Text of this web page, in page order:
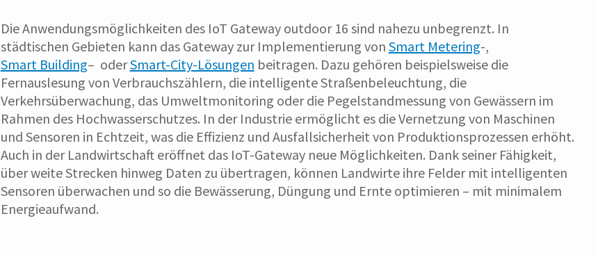
Die Anwendungsmöglichkeiten des IoT Gateway outdoor 16 sind nahezu unbegrenzt. In
städtischen Gebieten kann das Gateway zur Implementierung von Smart Metering-,
Smart Building– oderSmart-City-Lösungen beitragen. Dazu gehören beispielsweise die
Fernauslesung von Verbrauchszählern, die intelligente Straßenbeleuchtung, die
Verkehrsüberwachung, das Umweltmonitoring oder die Pegelstandmessung von Gewässern im
Rahmen des Hochwasserschutzes. In der Industrie ermöglicht es die Vernetzung von Maschinen
und Sensoren in Echtzeit, was die Effizienz und Ausfallsicherheit von Produktionsprozessen erhöht.
Auch in der Landwirtschaft eröffnet das IoT-Gateway neue Möglichkeiten. Dank seiner Fähigkeit,
über weite Strecken hinweg Daten zu übertragen, können Landwirte ihre Felder mit intelligenten
Sensoren überwachen und so die Bewässerung, Düngung und Ernte optimieren – mit minimalem
Energieaufwand.